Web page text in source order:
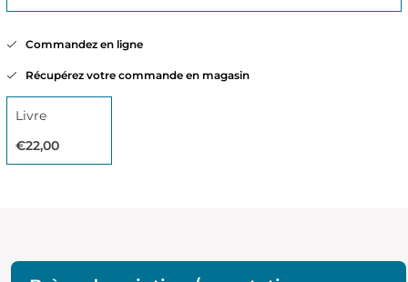
Commandez en ligne
Récupérez votre commande en magasin
Livre
€22,00